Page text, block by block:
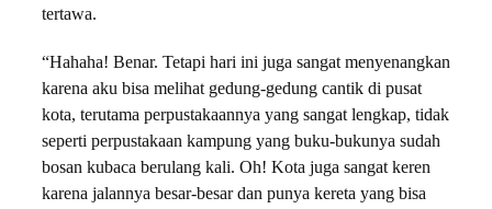
tertawa.
“Hahaha! Benar. Tetapi hari ini juga sangat menyenangkan
karena aku bisa melihat gedung-gedung cantik di pusat
kota, terutama perpustakaannya yang sangat lengkap, tidak
seperti perpustakaan kampung yang buku-bukunya sudah
bosan kubaca berulang kali. Oh! Kota juga sangat keren
karena jalannya besar-besar dan punya kereta yang bisa